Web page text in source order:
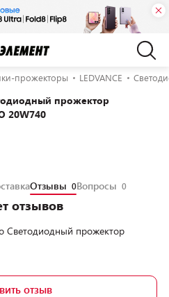
прожекторы LEDVANCE
прожектор
20W740
Отзывы 0Вопросы 0
отзывов
Светодиодный прожектор
отзыв